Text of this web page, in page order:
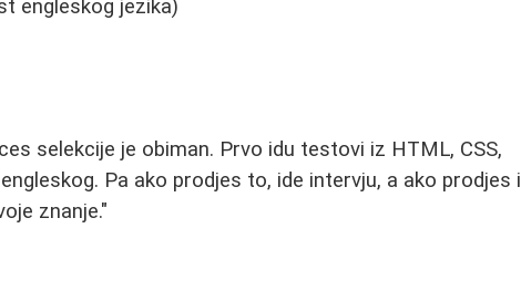
engleskog jezika)
selekcije je obiman. Prvo idu testovi iz HTML, CSS,
Pa ako prodjes to, ide intervju, a ako prodjes i
znanje."